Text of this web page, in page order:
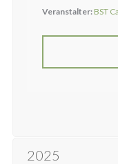
Veranstalter: BST
2025